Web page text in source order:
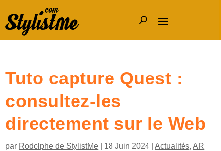
Tuto capture Quest :
consultez-les
directement sur le Web
par Rodolphe de StylistMe 18 Juin 2024 |Actualités,AR